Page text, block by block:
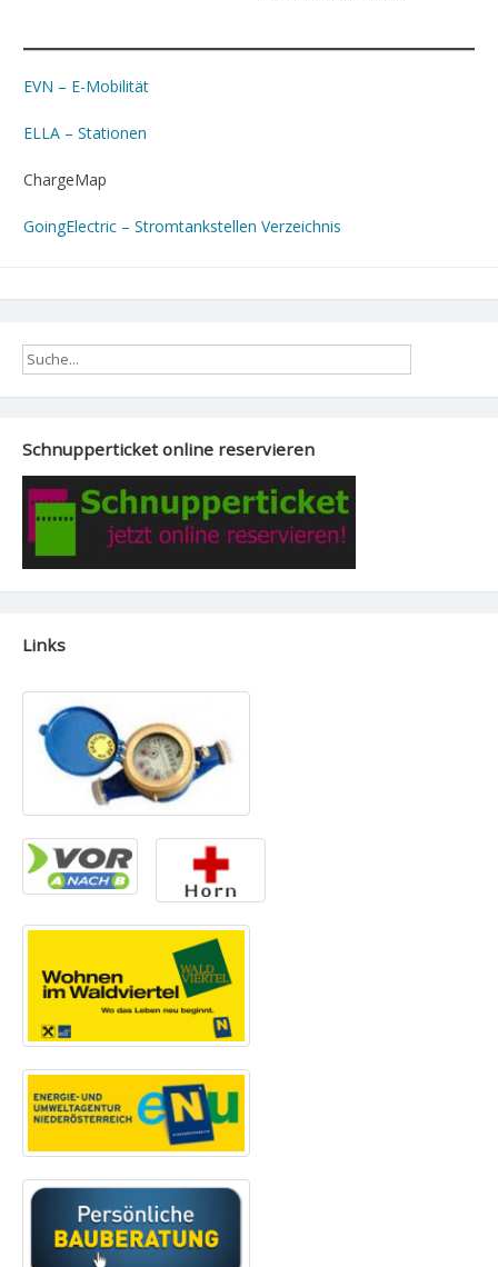
EVN – E-Mobilität
ELLA – Stationen
ChargeMap
GoingElectric – Stromtankstellen Verzeichnis
Schnupperticket online reservieren
Links